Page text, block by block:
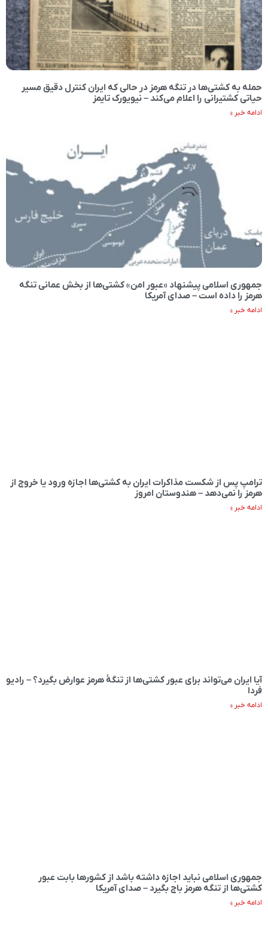
حمله به کشتی‌ها در تنگه هرمز در حالی که ایران کنترل دقیق مسیر
حیاتی کشتیرانی را اعلام می‌کند – نیویورک تایمز
ادامه خبر »
جمهوری اسلامی پیشنهاد «عبور امن» کشتی‌ها از بخش عمانی تنگه
هرمز را داده است – صدای آمریکا
ادامه خبر »
ترامپ پس از شکست مذاکرات ایران به کشتی‌ها اجازه ورود یا خروج از
هرمز را نمی‌دهد – هندوستان امروز
ادامه خبر »
آیا ایران می‌تواند برای عبور کشتی‌ها از تنگهٔ هرمز عوارض بگیرد؟ – رادیو
فردا
ادامه خبر »
جمهوری اسلامی نباید اجازه داشته باشد از کشورها بابت عبور
کشتی‌ها از تنگه هرمز باج بگیرد – صدای آمریکا
ادامه خبر »